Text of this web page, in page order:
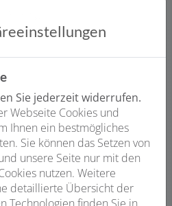
Installation
Gasheizung, Hybridlösung
übernehmen Lieferung,
von Fremdgewerken.
und termingerechte
versprechen, und Sie haben
Uns.
Sie jederzeit widerrufen.
Webseite Cookies und
Ihnen ein bestmögliches
Sie können das Setzen von
unsere Seite nur mit den
nutzen. Weitere
detaillierte Übersicht der